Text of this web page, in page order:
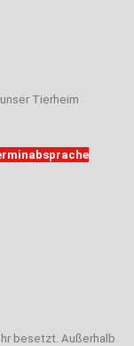
Tierheim
besetzt. Außerhalb